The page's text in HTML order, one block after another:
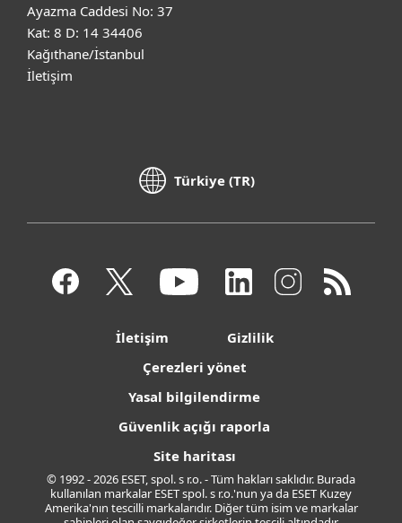
Ayazma Caddesi No: 37
Kat: 8 D: 14 34406
Kağıthane/İstanbul
İletişim
Türkiye (TR)
İletişim
Gizlilik
Çerezleri yönet
Yasal bilgilendirme
Güvenlik açığı raporla
Site haritası
© 1992 - 2026 ESET, spol. s r.o. - Tüm hakları saklıdır. Burada
kullanılan markalar ESET spol. s r.o.'nun ya da ESET Kuzey
Amerika'nın tescilli markalarıdır. Diğer tüm isim ve markalar